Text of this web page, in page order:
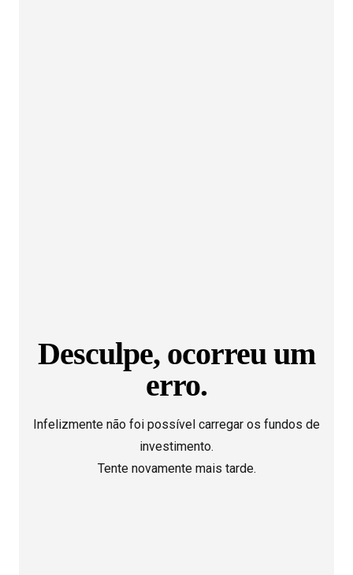
Desculpe, ocorreu um
erro.
Infelizmente não foi possível carregar os fundos de
investimento.
Tente novamente mais tarde.